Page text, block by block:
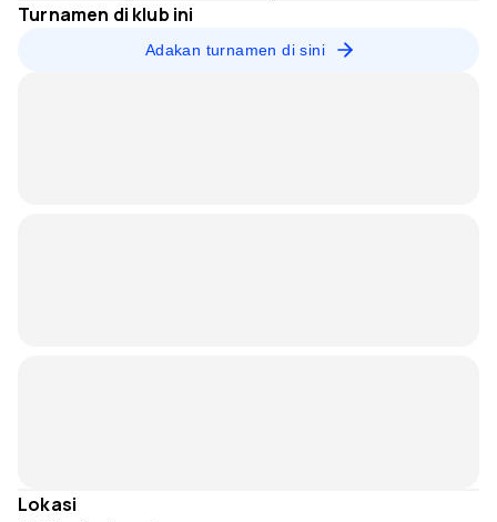
Turnamen di klub ini
Adakan turnamen di sini
Lokasi